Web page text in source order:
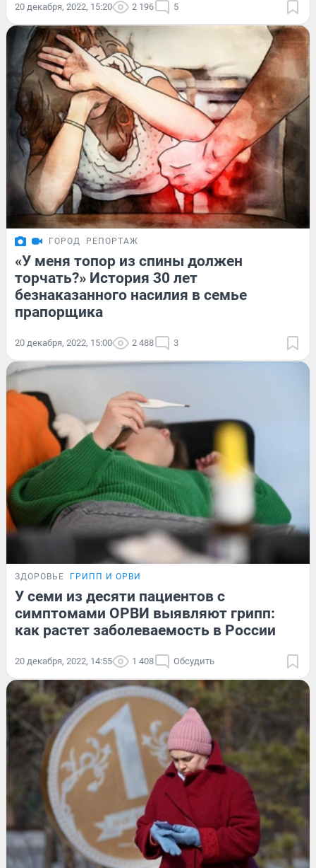
20 декабря, 2022, 15:20 2 196 5
ГОРОД РЕПОРТАЖ
«У меня топор из спины должен
торчать?» История 30 лет
безнаказанного насилия в семье
прапорщика
20 декабря, 2022, 15:00 2 488 3
ЗДОРОВЬЕ ГРИПП И ОРВИ
У семи из десяти пациентов с
симптомами ОРВИ выявляют грипп:
как растет заболеваемость в России
20 декабря, 2022, 14:55 1 408 Обсудить